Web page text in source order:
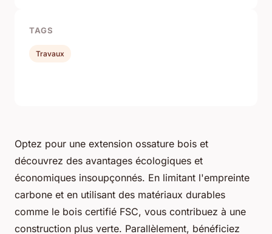
Optez pour une extension ossature bois et
découvrez des avantages écologiques et
économiques insoupçonnés. En limitant l'empreinte
carbone et en utilisant des matériaux durables
comme le bois certifié FSC, vous contribuez à une
construction plus verte. Parallèlement, bénéficiez
TAGS
Travaux